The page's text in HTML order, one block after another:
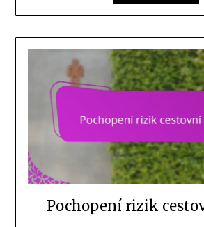
Pochopení rizik